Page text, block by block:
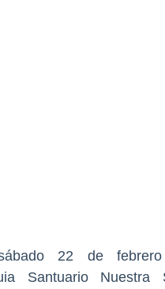
22 de
Santuario Nuestra